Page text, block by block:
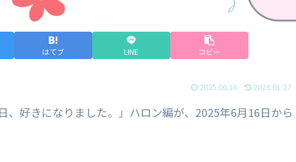
はてブ LINE コピー
2025.06.16 2026.01.27
、好きになりました。」ハロン編が、2025年6月16日から